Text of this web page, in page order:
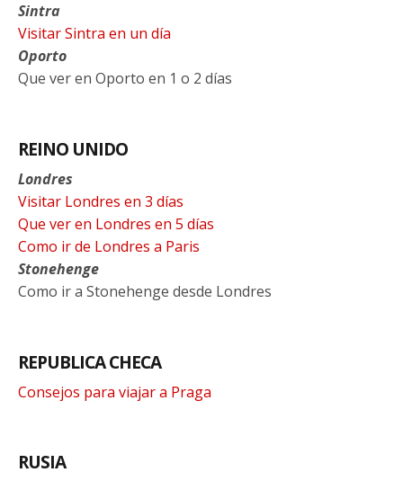
Sintra
Visitar Sintra en un día
Oporto
Que ver en Oporto en 1 o 2 días
REINO UNIDO
Londres
Visitar Londres en 3 días
Que ver en Londres en 5 días
Como ir de Londres a Paris
Stonehenge
Como ir a Stonehenge desde Londres
REPUBLICA CHECA
Consejos para viajar a Praga
RUSIA